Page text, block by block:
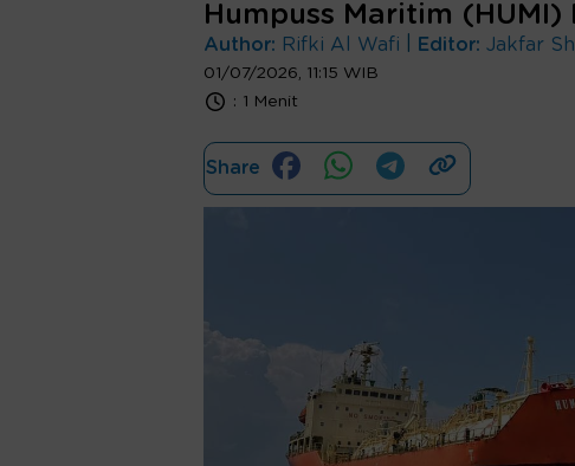
Humpuss Maritim (HUMI)
Author: Rifki Al Wafi Editor: Jakfar
01/07/2026, 11:15 WIB
: 1 Menit
Share